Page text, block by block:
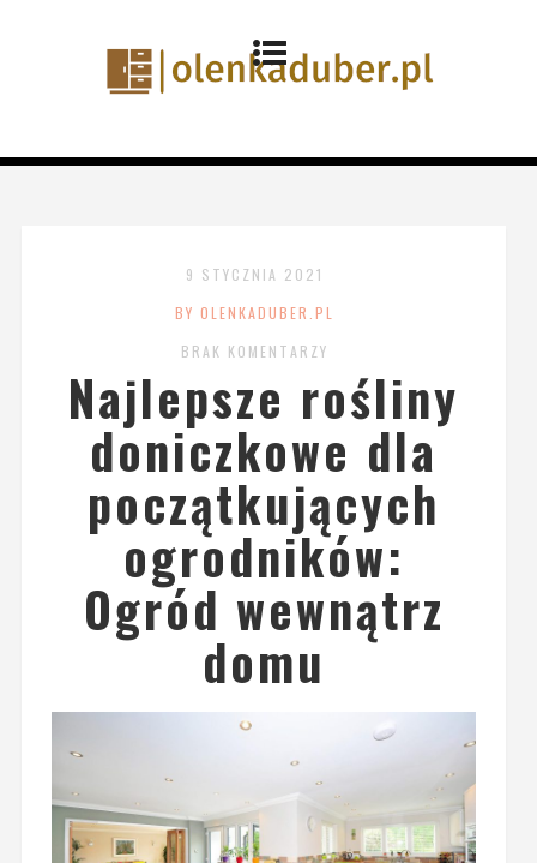
9 STYCZNIA 2021
BY OLENKADUBER.PL
BRAK KOMENTARZY
Najlepsze rośliny
doniczkowe dla
początkujących
ogrodników:
Ogród wewnątrz
domu